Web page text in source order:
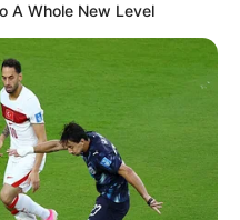
A Whole New Level